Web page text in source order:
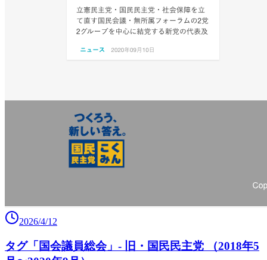
2026/4/12
タグ「国会議員総会」- 旧・国民民主党 （2018年5